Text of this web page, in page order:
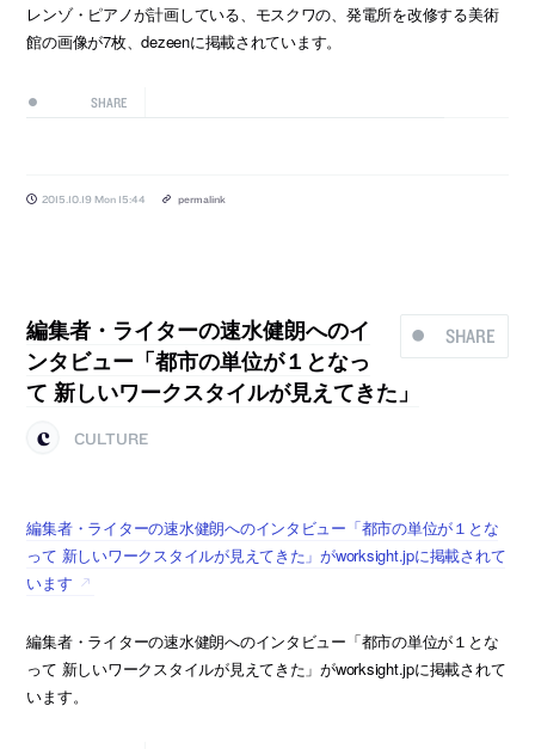
レンゾ・ピアノが計画している、モスクワの、発電所を改修する美術
館の画像が7枚、dezeenに掲載されています。
SHARE
2015.10.19 Mon 15:44 permalink
SHARE
編集者・ライターの速水健朗へのイ
ンタビュー「都市の単位が１となっ
て 新しいワークスタイルが見えてきた」
CULTURE
編集者・ライターの速水健朗へのインタビュー「都市の単位が１とな
って 新しいワークスタイルが見えてきた」がworksight.jpに掲載されて
います
編集者・ライターの速水健朗へのインタビュー「都市の単位が１とな
って 新しいワークスタイルが見えてきた」がworksight.jpに掲載されて
います。